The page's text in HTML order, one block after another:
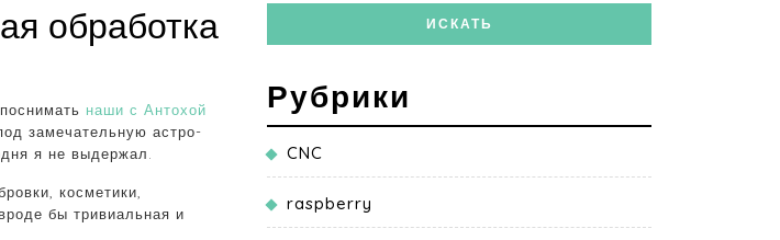
обработка
наши с Антохой
замечательную астро-
я не выдержал.
косметики,
бы тривиальная и
Рубрики
CNC
raspberry